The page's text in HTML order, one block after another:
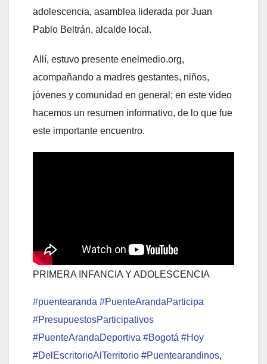
adolescencia, asamblea liderada por Juan
Pablo Beltrán, alcalde local.
Allí, estuvo presente enelmedio.org,
acompañando a madres gestantes, niños,
jóvenes y comunidad en general; en este video
hacemos un resumen informativo, de lo que fue
este importante encuentro.
PRIMERA INFANCIA Y ADOLESCENCIA
#puentearanda #PuenteArandaParticipa
#PresupuestosParticipativos
#PuenteArandaDeportiva #Bogotá #Hoy
#DelEscritorioAlTerritorio #Puentearandinos,